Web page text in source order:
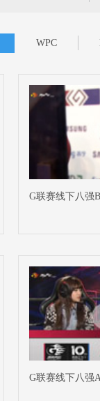
WPC
G联赛线下八强
G联赛线下八强